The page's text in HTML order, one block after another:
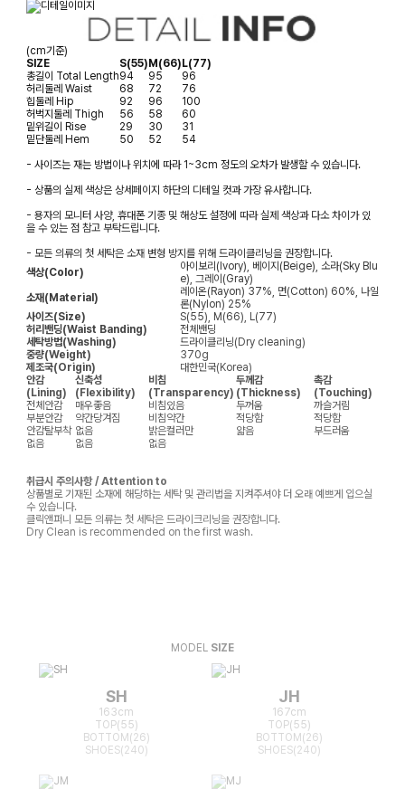
(cm기준)
SIZE
S(55)M(66)L(77)
총길이 Total Length94 95
96
허리둘레 Waist 68 72
76
힙둘레 Hip 92 96
100
허벅지둘레 Thigh 56 58
60
밑위길이 Rise 29 30
31
밑단둘레 Hem 50 52
54
- 사이즈는 재는 방법이나 위치에 따라 1~3cm 정도의 오차가 발생할 수 있습니다.
- 상품의 실제 색상은 상세페이지 하단의 디테일 컷과 가장 유사합니다.
- 용자의 모니터 사양, 휴대폰 기종 및 해상도 설정에 따라 실제 색상과 다소 차이가 있
을 수 있는 점 참고 부탁드립니다.
- 모든 의류의 첫 세탁은 소재 변형 방지를 위해 드라이클리닝을 권장합니다.
색상(Color)
아이보리(Ivory), 베이지(Beige), 소라(Sky Blu
e), 그레이(Gray)
소재(Material)
레이온(Rayon) 37%, 면(Cotton) 60%, 나일
론(Nylon) 25%
사이즈(Size)
S(55), M(66), L(77)
허리밴딩(Waist Banding)
전체밴딩
세탁방법(Washing)
드라이클리닝(Dry cleaning)
중량(Weight)
370g
제조국(Origin)
대한민국(Korea)
안감
(Lining)
신축성
(Flexibility)
비침
(Transparency)
두께감
(Thickness)
촉감
(Touching)
전체안감
매우좋음 비침있음 두꺼움
까슬거림
부분안감
약간당겨짐 비침약간 적당함
적당함
안감탈부착 없음 밝은컬러만 얇음
부드러움
없음
없음 없음
취급시 주의사항 / Attention to
상품별로 기재된 소재에 해당하는 세탁 및 관리법을 지켜주셔야 더 오래 예쁘게 입으실
수 있습니다.
클릭앤퍼니 모든 의류는 첫 세탁은 드라이크리닝을 권장합니다.
Dry Clean is recommended on the first wash.
MODEL SIZE
SH
163cm
TOP(55)
BOTTOM(26)
SHOES(240)
JH
167cm
TOP(55)
BOTTOM(26)
SHOES(240)